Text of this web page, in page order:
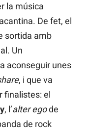
la música
De fet, el
sortida amb
Un
aconseguir unes
, i que va
finalistes: el
, l’alter egode
de rock